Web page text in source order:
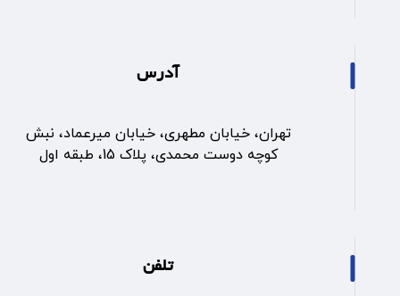
آدرس
تهران، خیابان مطهری، خیابان میرعماد، نبش
کوچه دوست محمدی، پلاک 15، طبقه اول
تلفن